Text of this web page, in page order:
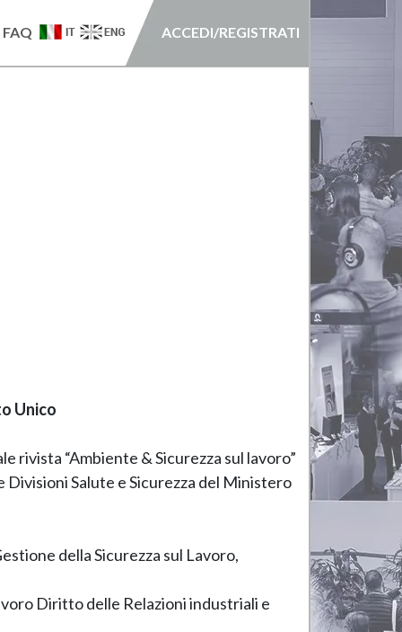
FAQ ACCEDI/REGISTRATI
Unico
rivista “Ambiente & Sicurezza sul lavoro”
Salute e Sicurezza del Ministero
della Sicurezza sul Lavoro,
Diritto delle Relazioni industriali e